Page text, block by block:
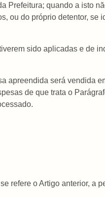
Prefeitura; quando a isto
ou do próprio detentor, se
sido aplicadas e de
apreendida será vendida
de que trata o
refere o Artigo anterior, a